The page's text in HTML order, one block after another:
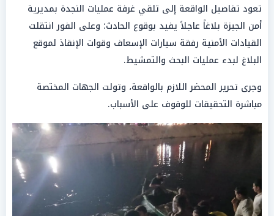
تعود تفاصيل الواقعة إلى تلقي غرفة عمليات النجدة بمديرية
أمن الجيزة بلاغاً عاجلاً يفيد بوقوع الحادث؛ وعلى الفور انتقلت
القيادات الأمنية رفقة سيارات الإسعاف وقوات الإنقاذ لموقع
البلاغ لبدء عمليات البحث والتمشيط.
وجرى تحرير المحضر اللازم بالواقعة، وتولت الجهات المختصة
مباشرة التحقيقات للوقوف على الأسباب.